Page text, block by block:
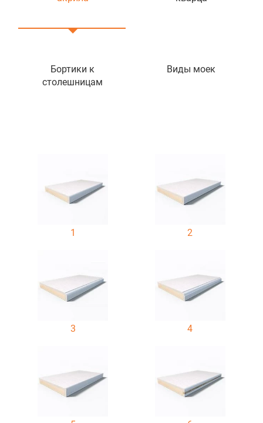
Бортики к
столешницам
Виды моек
1 2
3 4